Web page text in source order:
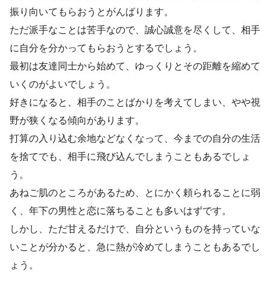
振り向いてもらおうとがんばります。
ただ派手なことは苦手なので、誠心誠意を尽くして、相手
に自分を分かってもらおうとするでしょう。
最初は友達同士から始めて、ゆっくりとその距離を縮めて
いくのがよいでしょう。
好きになると、相手のことばかりを考えてしまい、やや視
野が狭くなる傾向があります。
打算の入り込む余地などなくなって、今までの自分の生活
を捨てでも、相手に飛び込んでしまうこともあるでしょ
う。
あねご肌のところがあるため、とにかく頼られることに弱
く、年下の男性と恋に落ちることも多いはずです。
しかし、ただ甘えるだけで、自分というものを持っていな
いことが分かると、急に熱が冷めてしまうこともあるでし
ょう。